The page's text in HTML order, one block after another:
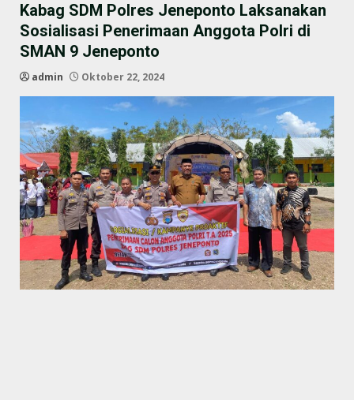
Kabag SDM Polres Jeneponto Laksanakan
Sosialisasi Penerimaan Anggota Polri di
SMAN 9 Jeneponto
admin Oktober 22, 2024